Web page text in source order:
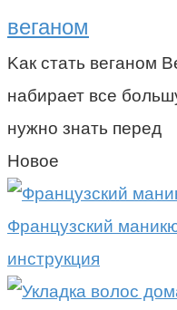
веганом
Kак стать веганом
набирает все
нужно знать перед
Новое
Французский
инструкция